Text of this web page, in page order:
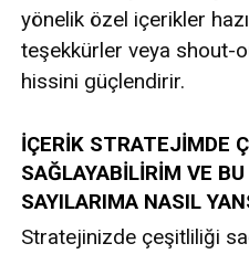
yönelik özel içerikler
teşekkürler veya shout-
hissini güçlendirir.
İÇERİK STRATEJİMDE
SAĞLAYABİLİRİM VE
SAYILARIMA NASIL
Stratejinizde çeşitliliği